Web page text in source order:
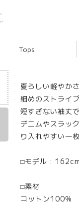
Tops
夏らしい軽やか
細めのストライ
短すぎない袖丈
デニムやスラッ
り入れやすい一
□モデル :
□素材
コットン100%